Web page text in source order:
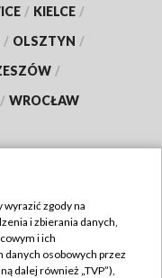
/ KIELCE /
/ OLSZTYN /
/
/ WROCŁAW
zgody na
i zbierania danych,
i ich
danych osobowych przez
dalej również „TVP”),